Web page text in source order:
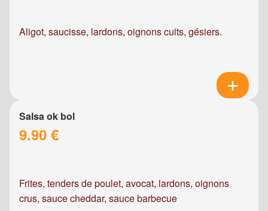
Aligot, saucisse, lardons, oignons cuits, gésiers.
Salsa ok bol
9.90 €
Frites, tenders de poulet, avocat, lardons, oignons
crus, sauce cheddar, sauce barbecue